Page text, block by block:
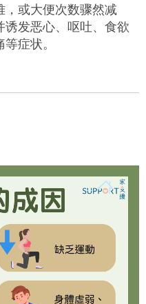
，或大便次数骤然减
发恶心、呕吐、食欲
症状。